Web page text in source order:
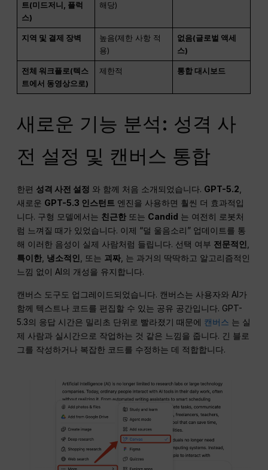
트(미드저니, 플럭
스)
해당)
지역 및 결제 장벽
높음(제한 사항 적
용)
없음(글로벌 액세
스)
전체 워크플로(텍스
트에서 동영상으로)
제한적 통합 대시보드
새로운 기능 분석: 성격 사
전 설정 및 캔버스 통합
한편 성격 사전 설정 와 함께 처음 소개되었습니다. GPT-5.2
새로운 GPT-5.3 인스턴트 엔진을 사용하면 훨씬 더 효과적입
니다. 구형 모델에서는 친근한 또는 Candid 는 여전히 로봇처
럼 느껴질 때가 있었습니다. 이제 “덜 울음소리” 업데이트를 통
해 이러한 음성이 실제 사람처럼 들립니다. 선택 여부 전문적인
특이한 냉소적인 , 또는 괴짜 , 는 과거의 딱딱하고 알고리즘적인
느낌 없이 AI의 개성을 유지합니다.
캔버스 도구도 업그레이드되었습니다. 캔버스는 사용자와 AI가
함께 텍스트나 코드를 편집할 수 있는 공유 공간입니다. GPT-
5.3의 응답 시간은 밀리초 단위로 빨라졌기 때문에 캔버스 는 실
제 사람과 실시간으로 작업하는 것 같은 느낌을 줍니다. 긴 블로
그를 작성하거나 복잡한 코드를 수정하는 데 적합합니다.